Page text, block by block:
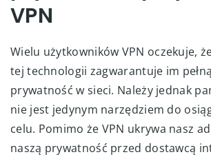
VPN
Wielu użytkowników VPN oczekuje,
tej technologii zagwarantuje im
prywatność w sieci. Należy jednak
nie jest jedynym narzędziem do
celu. Pomimo że VPN ukrywa nasz
naszą prywatność przed dostawcą